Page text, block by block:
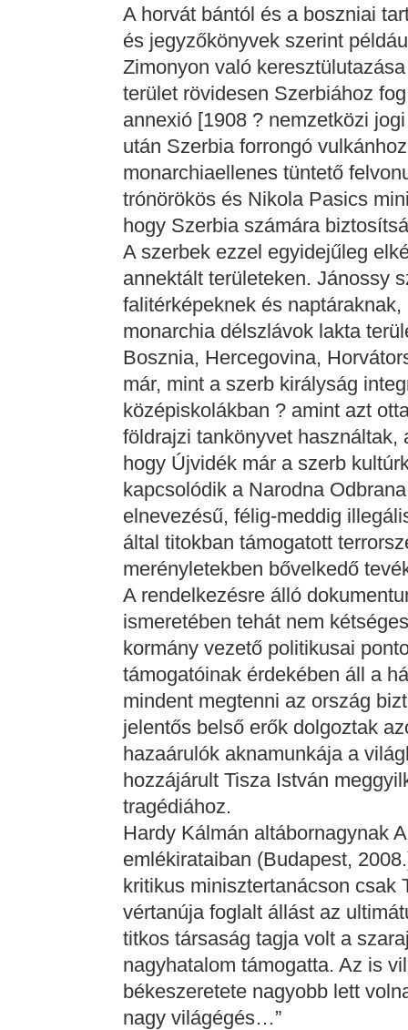
A horvát bántól és a boszniai
és jegyzőkönyvek szerint
Zimonyon való
terület rövidesen Szerbiához
annexió [1908 ? nemzetközi
után Szerbia forrongó
monarchiaellenes tüntető
trónörökös és Nikola Pasics
hogy Szerbia számára
A szerbek ezzel egyidejűleg
annektált területeken. Jánossy
falitérképeknek és
monarchia délszlávok lakta
Bosznia, Hercegovina,
már, mint a szerb királyság
középiskolákban ? amint azt
földrajzi tankönyvet
hogy Újvidék már a szerb
kapcsolódik a Narodna
elnevezésű, félig-meddig
által titokban támogatott
merényletekben bővelkedő
A rendelkezésre álló
ismeretében tehát nem
kormány vezető politikusai
támogatóinak érdekében áll a
mindent megtenni az ország
jelentős belső erők dolgoztak
hazaárulók aknamunkája a
hozzájárult Tisza István
tragédiához.
Hardy Kálmán altábornagynak
emlékirataiban (Budapest,
kritikus minisztertanácson csak
vértanúja foglalt állást az
titkos társaság tagja volt a
nagyhatalom támogatta. Az is
békeszeretete nagyobb lett
nagy világégés…”